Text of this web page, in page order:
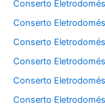
Conserto
Conserto
Conserto
Conserto
Conserto
Conserto